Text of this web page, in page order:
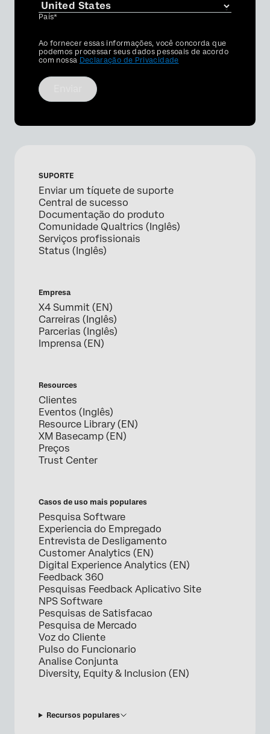
País*
Privacy
Optin
Ao fornecer essas informações, você concorda que
podemos processar seus dados pessoais de acordo
com nossa Declaração de Privacidade
SUPORTE
Enviar um tíquete de suporte
Central de sucesso
Documentação do produto
Comunidade Qualtrics (Inglês)
Serviços profissionais
Status (Inglês)
Empresa
X4 Summit (EN)
Carreiras (Inglês)
Parcerias (Inglês)
Imprensa (EN)
Resources
Clientes
Eventos (Inglês)
Resource Library (EN)
XM Basecamp (EN)
Preços
Trust Center
Casos de uso mais populares
Pesquisa Software
Experiencia do Empregado
Entrevista de Desligamento
Customer Analytics (EN)
Digital Experience Analytics (EN)
Feedback 360
Pesquisas Feedback Aplicativo Site
NPS Software
Pesquisas de Satisfacao
Pesquisa de Mercado
Voz do Cliente
Pulso do Funcionario
Analise Conjunta
Diversity, Equity & Inclusion (EN)
Recursos populares